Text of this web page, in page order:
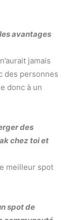
avantages
jamais
des personnes
donc à un
des
chez toi et
meilleur spot
spot de